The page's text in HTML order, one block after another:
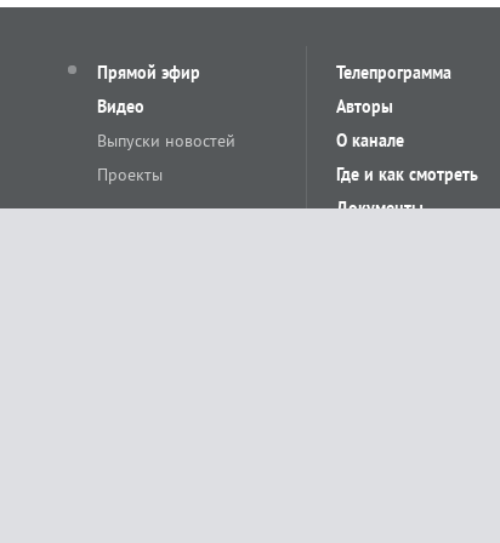
Прямой эфир
Видео
Выпуски новостей
Проекты
Телепрограмма
Авторы
О канале
Где и как смотреть
Документы